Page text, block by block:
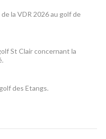
la VDR 2026 au golf de
St Clair concernant la
des Etangs.